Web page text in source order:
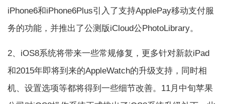
iPhone6和iPhone6Plus引入了支持ApplePay移动支付服
务的功能，并推出了公测版iCloud公PhotoLibrary。
2、iOS8系统将带来一些常规修复，更多针对新款iPad
和2015年即将到来的AppleWatch的升级支持，同时相
机、设置选项等都将得到一些细节改善。11月中旬苹果